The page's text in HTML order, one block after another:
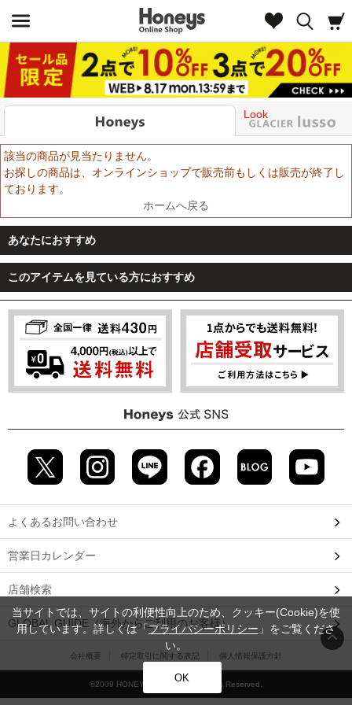
Look
該当の商品が見当たりません。
お探しの商品は、オンラインショップで販売前もしくは販売が終了し
ております。
ホームへ戻る
あなたにおすすめ
このアイテムを見ている方におすすめ
よくあるお問い合わせ
営業日カレンダー
店舗検索
GLOBAL GUIDE（海外からご利用のお客様）
会社概要 特定取引に関する表記 個人情報保護方針
©2009 HONEYS CO., LTD. All Rights Reserved.
当サイトでは、サイトの利便性向上のため、クッキー(Cookie)を使
用しています。詳しくは「プライバシーポリシー 」をご覧くださ
い。
OK